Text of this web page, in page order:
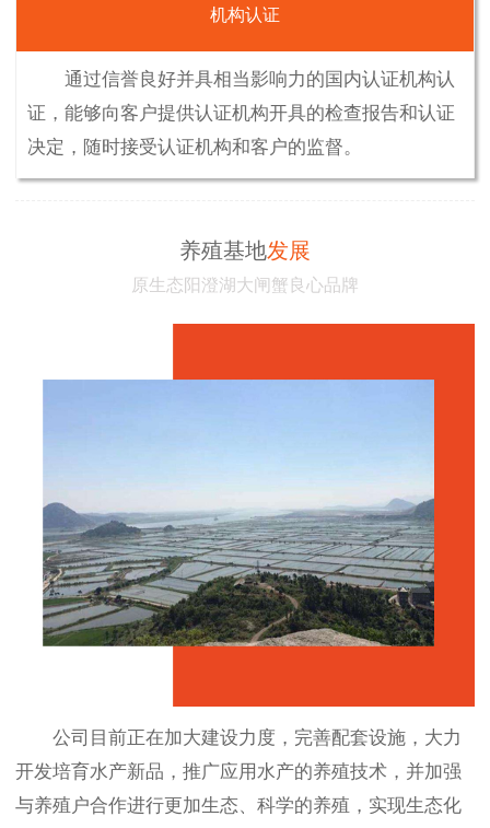
机构认证
通过信誉良好并具相当影响力的国内认证机构认
证，能够向客户提供认证机构开具的检查报告和认证
决定，随时接受认证机构和客户的监督。
养殖基地发展
原生态阳澄湖大闸蟹良心品牌
公司目前正在加大建设力度，完善配套设施，大力
开发培育水产新品，推广应用水产的养殖技术，并加强
与养殖户合作进行更加生态、科学的养殖，实现生态化